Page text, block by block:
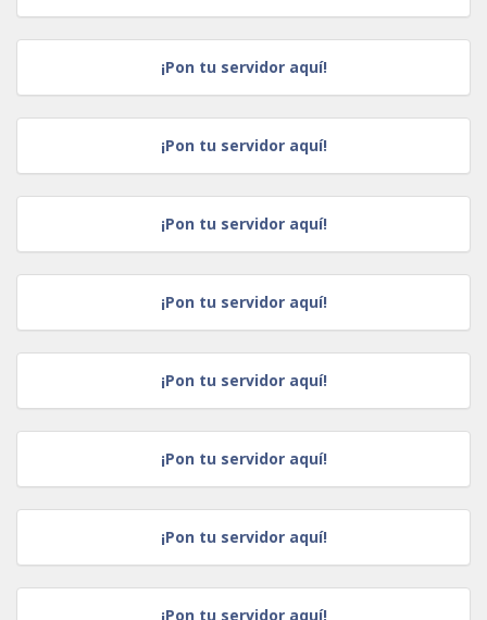
¡Pon tu servidor aquí!
¡Pon tu servidor aquí!
¡Pon tu servidor aquí!
¡Pon tu servidor aquí!
¡Pon tu servidor aquí!
¡Pon tu servidor aquí!
¡Pon tu servidor aquí!
¡Pon tu servidor aquí!